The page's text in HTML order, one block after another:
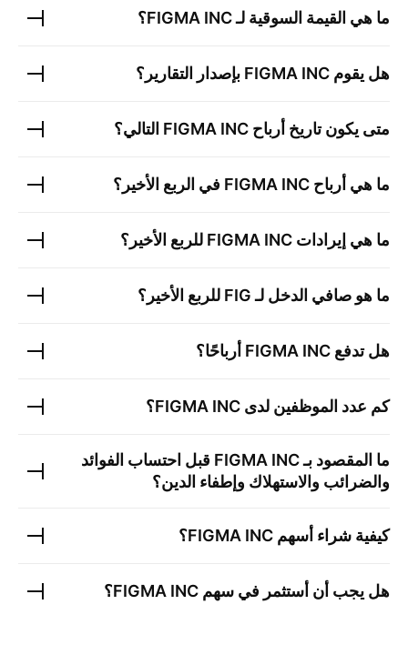
ما هي القيمة السوقية لـFIGMA INC؟
هل يقوم FIGMA INC بإصدار التقارير؟
متى يكون تاريخ أرباح FIGMA INC التالي؟
ما هي أرباح FIGMA INC في الربع الأخير؟
ما هي إيرادات FIGMA INC للربع الأخير؟
ما هو صافي الدخل لـFIG للربع الأخير؟
هل تدفع FIGMA INC أرباحًا؟
كم عدد الموظفين لدى FIGMA INC؟
ما المقصود بـFIGMA INC قبل احتساب الفوائد
والضرائب والاستهلاك وإطفاء الدين؟
كيفية شراء أسهم FIGMA INC؟
هل يجب أن أستثمر في سهم FIGMA INC؟